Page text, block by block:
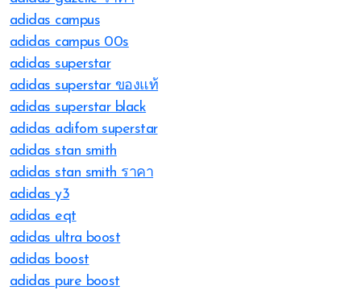
adidas campus
adidas campus 00s
adidas superstar
adidas superstar ของแท้
adidas superstar black
adidas adifom superstar
adidas stan smith
adidas stan smith ราคา
adidas y3
adidas eqt
adidas ultra boost
adidas boost
adidas pure boost